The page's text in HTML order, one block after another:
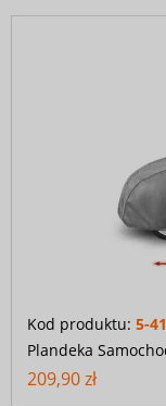
Kod produktu: 5-
Plandeka
209,90 zł